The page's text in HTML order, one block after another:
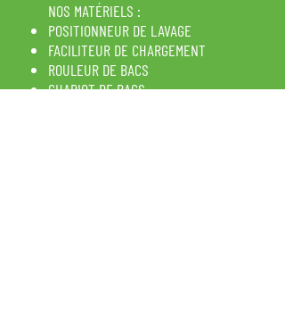
NOS MATÉRIELS :
POSITIONNEUR DE LAVAGE
FACILITEUR DE CHARGEMENT
ROULEUR DE BACS
CHARIOT DE BACS